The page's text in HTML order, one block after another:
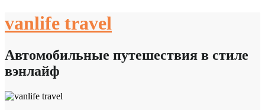
to
vanlife travel
Автомобильные путешествия в стиле
вэнлайф